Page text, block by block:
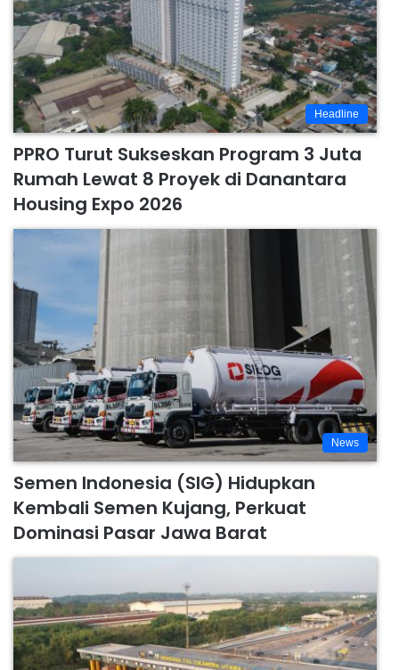
Headline
PPRO Turut Sukseskan Program 3 Juta
Rumah Lewat 8 Proyek di Danantara
Housing Expo 2026
News
Semen Indonesia (SIG) Hidupkan
Kembali Semen Kujang, Perkuat
Dominasi Pasar Jawa Barat